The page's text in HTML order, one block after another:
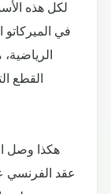
لكل هذه
في
القطع
هكذا وصل
عقد الفرنسي